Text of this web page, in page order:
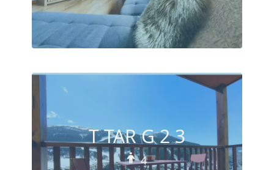
T TAR G 2 3
4